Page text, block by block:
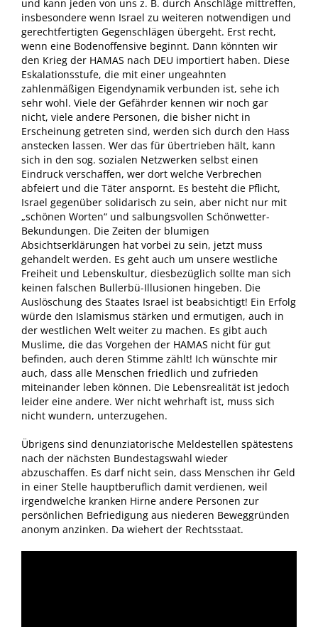
und kann jeden von uns z. B. durch Anschläge mittreffen,
insbesondere wenn Israel zu weiteren notwendigen und
gerechtfertigten Gegenschlägen übergeht. Erst recht,
wenn eine Bodenoffensive beginnt. Dann könnten wir
den Krieg der HAMAS nach DEU importiert haben. Diese
Eskalationsstufe, die mit einer ungeahnten
zahlenmäßigen Eigendynamik verbunden ist, sehe ich
sehr wohl. Viele der Gefährder kennen wir noch gar
nicht, viele andere Personen, die bisher nicht in
Erscheinung getreten sind, werden sich durch den Hass
anstecken lassen. Wer das für übertrieben hält, kann
sich in den sog. sozialen Netzwerken selbst einen
Eindruck verschaffen, wer dort welche Verbrechen
abfeiert und die Täter anspornt. Es besteht die Pflicht,
Israel gegenüber solidarisch zu sein, aber nicht nur mit
„schönen Worten“ und salbungsvollen Schönwetter-
Bekundungen. Die Zeiten der blumigen
Absichtserklärungen hat vorbei zu sein, jetzt muss
gehandelt werden. Es geht auch um unsere westliche
Freiheit und Lebenskultur, diesbezüglich sollte man sich
keinen falschen Bullerbü-Illusionen hingeben. Die
Auslöschung des Staates Israel ist beabsichtigt! Ein Erfolg
würde den Islamismus stärken und ermutigen, auch in
der westlichen Welt weiter zu machen. Es gibt auch
Muslime, die das Vorgehen der HAMAS nicht für gut
befinden, auch deren Stimme zählt! Ich wünschte mir
auch, dass alle Menschen friedlich und zufrieden
miteinander leben können. Die Lebensrealität ist jedoch
leider eine andere. Wer nicht wehrhaft ist, muss sich
nicht wundern, unterzugehen.
Übrigens sind denunziatorische Meldestellen spätestens
nach der nächsten Bundestagswahl wieder
abzuschaffen. Es darf nicht sein, dass Menschen ihr Geld
in einer Stelle hauptberuflich damit verdienen, weil
irgendwelche kranken Hirne andere Personen zur
persönlichen Befriedigung aus niederen Beweggründen
anonym anzinken. Da wiehert der Rechtsstaat.